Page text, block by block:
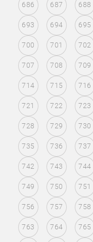
686 687 688
693 694 695
700 701 702
707 708 709
714 715 716
721 722 723
728 729 730
735 736 737
742 743 744
749 750 751
756 757 758
763 764 765